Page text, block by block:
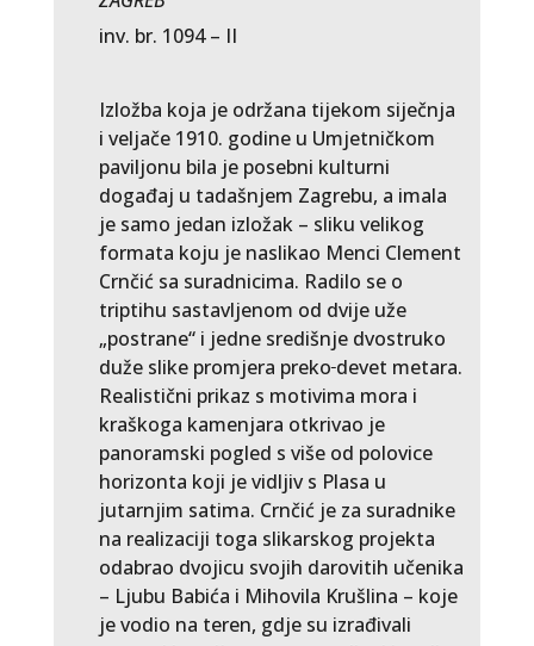
inv. br. 1094 – II
Izložba koja je održana tijekom siječnja
i veljače 1910. godine u Umjetničkom
paviljonu bila je posebni kulturni
događaj u tadašnjem Zagrebu, a imala
je samo jedan izložak – sliku velikog
formata koju je naslikao Menci Clement
Crnčić sa suradnicima. Radilo se o
triptihu sastavljenom od dvije uže
„postrane“ i jedne središnje dvostruko
duže slike promjera prekodevet metara.
Realistični prikaz s motivima mora i
kraškoga kamenjara otkrivao je
panoramski pogled s više od polovice
horizonta koji je vidljiv s Plasa u
jutarnjim satima. Crnčić je za suradnike
na realizaciji toga slikarskog projekta
odabrao dvojicu svojih darovitih učenika
– Ljubu Babića i Mihovila Krušlina – koje
je vodio na teren, gdje su izrađivali